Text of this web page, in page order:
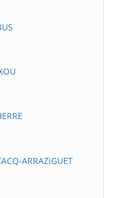
ARRAZiGUET